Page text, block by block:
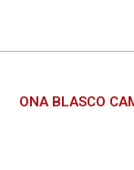
ONA BLASCO